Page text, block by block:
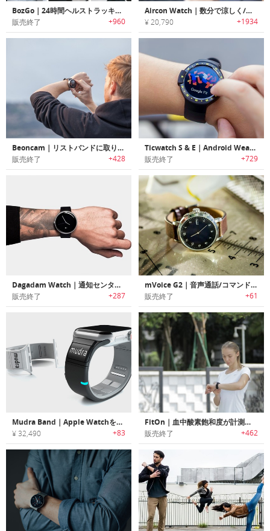
BozGo｜24時間ヘルストラッキング・睡眠モニター可能な3Dインターフェイス搭載スマートウォッチ「ボズゴー」
販売終了 +960
Aircon Watch｜数分で涼しく/暖かく体温調整可能なリストバンド「エアコンウォッチ」
¥ 20,790 +1934
Beoncam｜リストバンドに取り付け/取り外し可能な360°パノラマカメラ「ビオンカム」
販売終了 +428
Ticwatch S & E｜Android Wear 搭載のスマートスポーツウォッチ「ティックウォッチスポーツ」
販売終了 +729
Dagadam Watch｜通知センター/ヘルスフィットネス機能を搭載したカーブタッチベゼルスマートウォッチ「ダガダム」
販売終了 +287
mVoice G2｜音声通話/コマンド機能搭載ハイブリッドスマートウォッチ「エムボイスG2」
販売終了 +61
Mudra Band｜Apple Watchをジェスチャーコントロール可能なウォッチバンド「ムージュラバンド」
¥ 32,490 +83
FitOn｜血中酸素飽和度が計測可能なスポーツヘルスウォッチ「フィットオン」
販売終了 +462